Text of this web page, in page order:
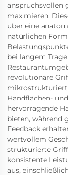
anspruchsvollen
maximieren.
über eine
natürlichen
bei langem
revolutionäre
Handflächen-
hervorragende
bieten, während
Feedback
wertvollem
strukturierte
konsistente
aus,